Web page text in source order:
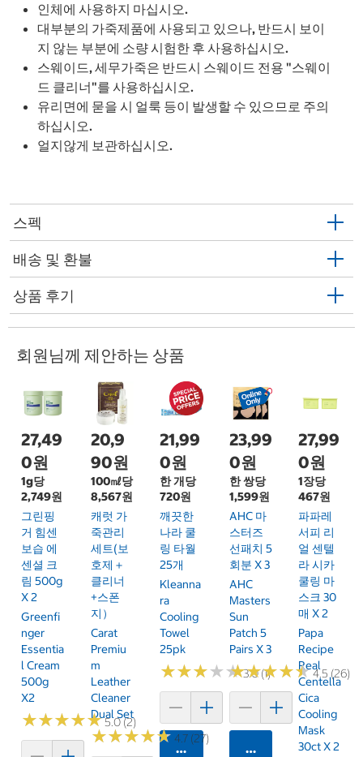
인체에 사용하지 마십시오.
대부분의 가죽제품에 사용되고 있으나, 반드시 보이
지 않는 부분에 소량 시험한 후 사용하십시오.
스웨이드, 세무가죽은 반드시 스웨이드 전용 "스웨이
드 클리너"를 사용하십시오.
유리면에 묻을 시 얼룩 등이 발생할 수 있으므로 주의
하십시오.
얼지않게 보관하십시오.
스펙
배송 및 환불
상품 후기
회원님께 제안하는 상품
27,49
0원
1g당
2,749원
그린핑
거 힘센
보습 에
센셜 크
림 500g
X 2
Greenfi
Nger
Essentia
L Cream
500g
X2
★★★★★
★★★★★5.0 (2)
20,9
90원
100㎖당
8,567원
캐럿 가
죽관리
세트(보
호제＋
클리너
+스폰
지）
Carat
Premiu
M
Leather
Cleaner
Dual Set
★★★★★
★★★★★4.7 (27)
21,99
0원
한 개당
720원
깨끗한
나라 쿨
링 타월
25개
Kleanna
Ra
Cooling
Towel
25pk
★★★★★
★★★★★3.0 (1)
카트에 담기
23,99
0원
한 쌍당
1,599원
AHC 마
스터즈
선패치 5
회분 X 3
AHC
Masters
Sun
Patch 5
Pairs X 3
★★★★★
★★★★★4.5 (26)
카트에 담기
27,99
0원
1장당
467원
파파레
서피 리
얼 센텔
라 시카
쿨링 마
스크 30
매 X 2
Papa
Recipe
Real
Centella
Cica
Cooling
Mask
30ct X 2